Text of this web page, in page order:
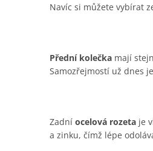
Navíc si můžete vybírat
Přední kolečka mají
Samozřejmostí už dnes
Zadní ocelová rozeta je
a zinku, čímž lépe